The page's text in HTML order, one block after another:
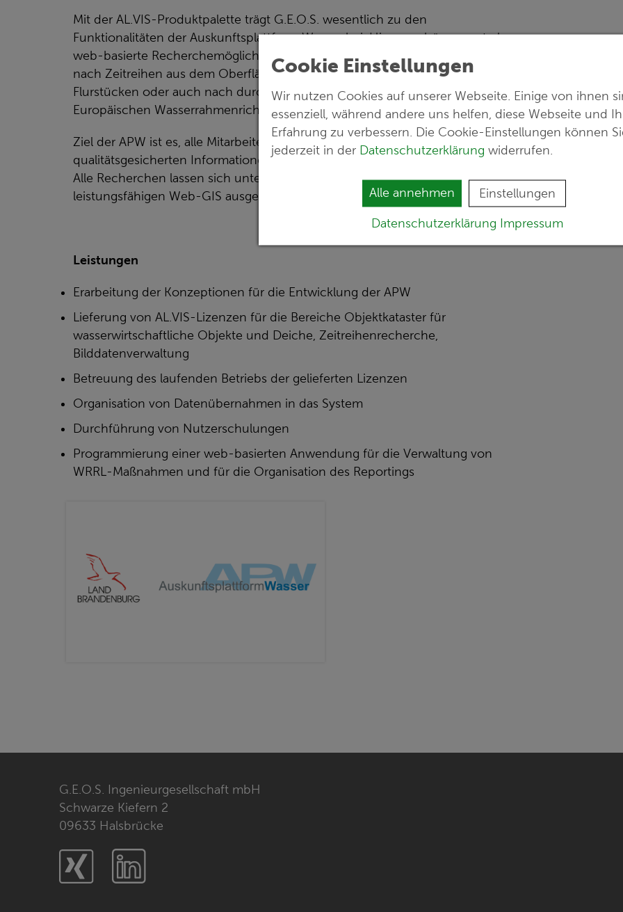
Cookie Einstellungen
Wir nutzen Cookies auf unserer Webseite. Einige von ihnen
essenziell, während andere uns helfen, diese Webseite und
Erfahrung zu verbessern. Die Cookie-Einstellungen können
jederzeit in der Datenschutzerklärung widerrufen.
Alle annehmen Einstellungen
Datenschutzerklärung Impressum
Mit der AL.VIS-Produktpalette trägt G.E.O.S. wesentlich zu den
Funktionalitäten der Auskunftsplattform Wasser bei. Hierzu gehören zentrale,
web-basierte Recherchemöglichkeiten nach wasserwirtschaftlichen Objekten,
nach Zeitreihen aus dem Oberflächen- und Grundwassermonitoring, nach
Flurstücken oder auch nach durchgeführten Maßnahmen zur Erfüllung der
Europäischen Wasserrahmenrichtlinie (WRRL-Maßnahmen).
Ziel der APW ist es, alle Mitarbeiter der beteiligten Struktureinheiten mit
qualitätsgesicherten Informationen schnell und unkompliziert zu versorgen.
Alle Recherchen lassen sich untereinander verbinden und sind mit einem
leistungsfähigen Web-GIS ausgestattet.
Leistungen
Erarbeitung der Konzeptionen für die Entwicklung der APW
Lieferung von AL.VIS-Lizenzen für die Bereiche Objektkataster für
wasserwirtschaftliche Objekte und Deiche, Zeitreihenrecherche,
Bilddatenverwaltung
Betreuung des laufenden Betriebs der gelieferten Lizenzen
Organisation von Datenübernahmen in das System
Durchführung von Nutzerschulungen
Programmierung einer web-basierten Anwendung für die Verwaltung von
WRRL-Maßnahmen und für die Organisation des Reportings
G.E.O.S. Ingenieurgesellschaft mbH
Schwarze Kiefern 2
09633 Halsbrücke
Xing LinkedIn